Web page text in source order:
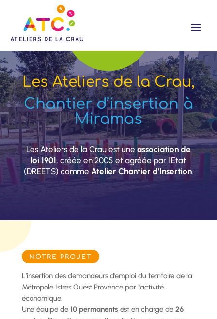
Les Ateliers de la Crau,
Chantier d’insertion à
Miramas
Les Ateliers de la Crau est une association de
loi 1901, créée en 2005 et agréée par l’Etat
(DREETS) comme Atelier Chantier d’Insertion.
NOTRE PROJET
L’insertion des demandeurs d’emploi du territoire de la
Métropole Istres Ouest Provence par l’activité
économique.
Une équipe de 10 permanents est en charge de 26